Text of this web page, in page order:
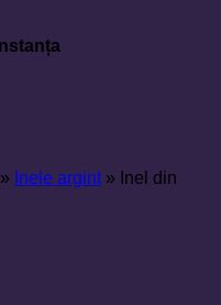
» Inele argint» Inel din